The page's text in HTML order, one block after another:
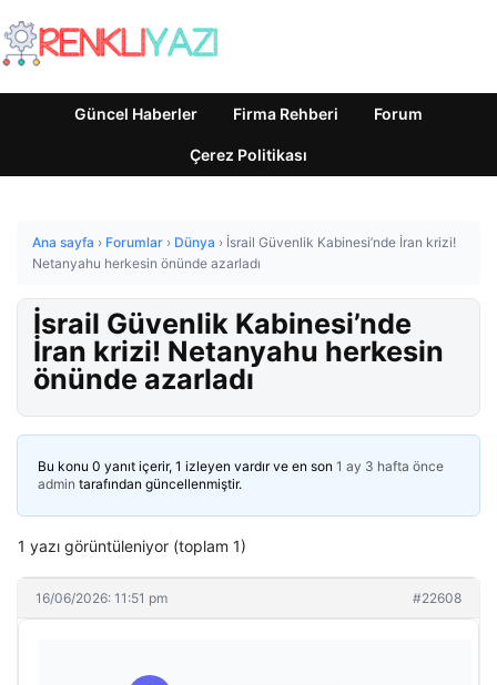
Güncel Haberler Firma Rehberi Forum
Çerez Politikası
Ana sayfa › Forumlar › Dünya › İsrail Güvenlik Kabinesi’nde İran krizi!
Netanyahu herkesin önünde azarladı
İsrail Güvenlik Kabinesi’nde
İran krizi! Netanyahu herkesin
önünde azarladı
Bu konu 0 yanıt içerir, 1 izleyen vardır ve en son 1 ay 3 hafta önce
admin tarafından güncellenmiştir.
1 yazı görüntüleniyor (toplam 1)
16/06/2026: 11:51 pm #22608